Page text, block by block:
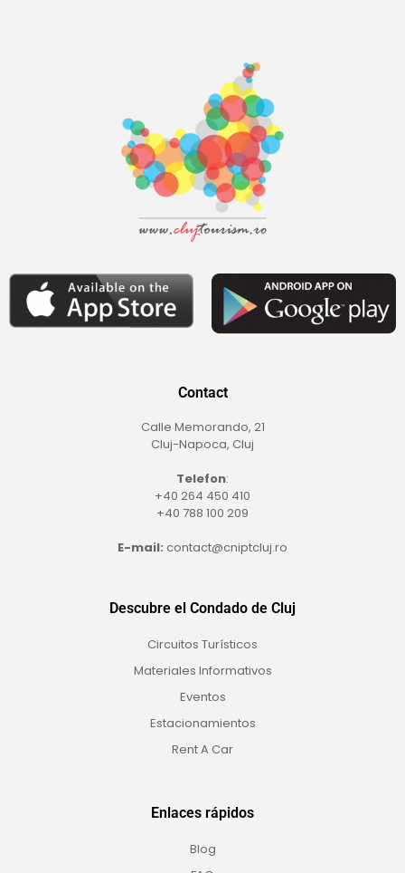
Contact
Calle Memorando, 21
Cluj-Napoca, Cluj
Telefon:
+40 264 450 410
+40 788 100 209
E-mail: contact@cniptcluj.ro
Descubre el Condado de Cluj
Circuitos Turísticos
Materiales Informativos
Eventos
Estacionamientos
Rent A Car
Enlaces rápidos
Blog